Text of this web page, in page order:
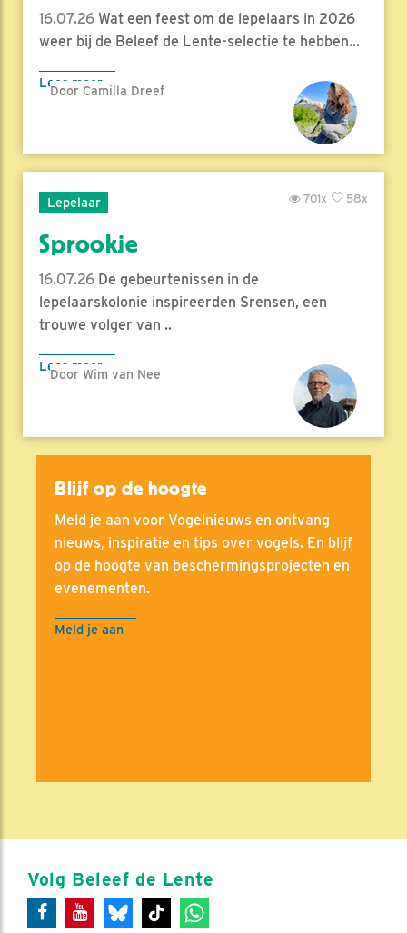
16.07.26 Wat een feest om de lepelaars in 2026
weer bij de Beleef de Lente-selectie te hebben...
Lees meer
Door Camilla Dreef
Lepelaar 58x
701x
Sprookje
16.07.26 De gebeurtenissen in de
lepelaarskolonie inspireerden Srensen, een
trouwe volger van ..
Lees meer
Door Wim van Nee
Blijf op de hoogte
Meld je aan voor Vogelnieuws en ontvang
nieuws, inspiratie en tips over vogels. En blijf
op de hoogte van beschermingsprojecten en
evenementen.
Meld je aan
Volg Beleef de Lente